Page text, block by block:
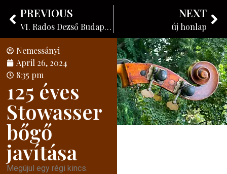
Instrument maker
PREVIOUS
VI. Rados Dezső Budapesti Hegedűverseny
NEXT
új honlap
Nemessányi
April 26, 2024
8:35 pm
125 éves
Stowasser
bőgő
javítása
Megújul egy régi kincs.